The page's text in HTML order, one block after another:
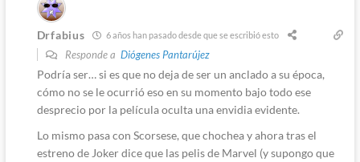
Drfabius 6 años han pasado desde que se escribió esto
Responde a Diógenes Pantarújez
Podría ser… si es que no deja de ser un anclado a su época,
cómo no se le ocurrió eso en su momento bajo todo ese
desprecio por la película oculta una envidia evidente.
Lo mismo pasa con Scorsese, que chochea y ahora tras el
estreno de Joker dice que las pelis de Marvel (y supongo que